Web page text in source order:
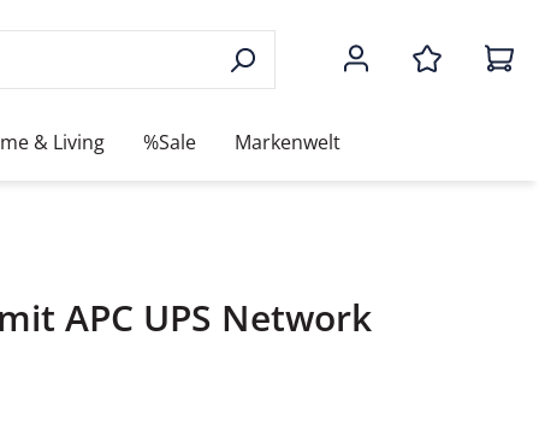
& Living %Sale Markenwelt
APC UPS Network